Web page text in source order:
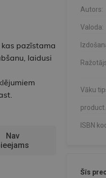
pazīstama
laidusi
Nav
Autors:
Valoda:
Vāku
ISBN
Šīs